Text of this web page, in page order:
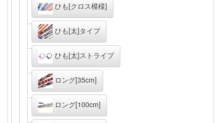
ひも[クロス模様]
ひも[太]タイプ
ひも[太]ストライプ
ロング[35cm]
ロング[100cm]